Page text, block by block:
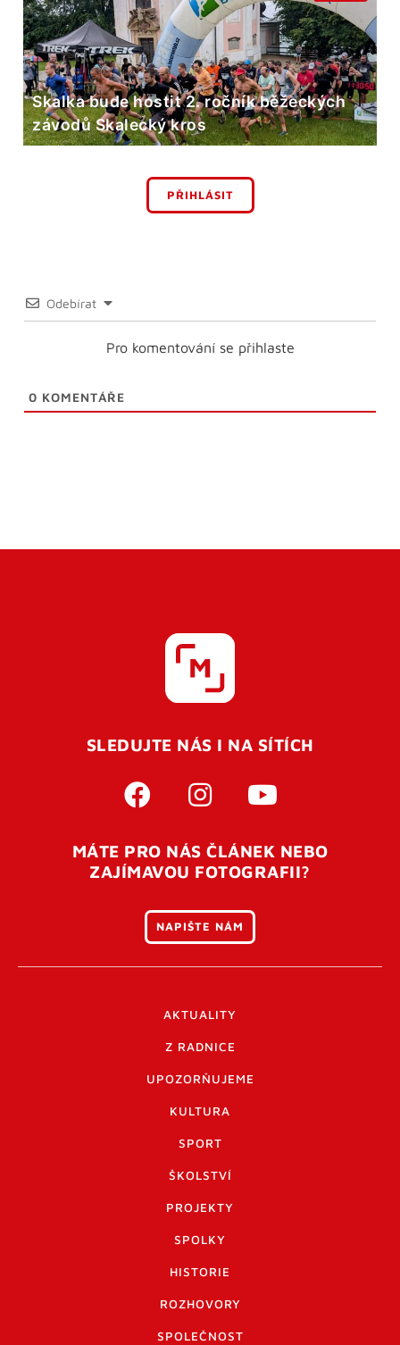
Skalka bude hostit 2. ročník běžeckých
závodů Skalecký kros
PŘIHLÁSIT
Odebírat
Pro komentování se přihlaste
0 KOMENTÁŘE
SLEDUJTE NÁS I NA SÍTÍCH
MÁTE PRO NÁS ČLÁNEK NEBO
ZAJÍMAVOU FOTOGRAFII?
NAPIŠTE NÁM
AKTUALITY
Z RADNICE
UPOZORŇUJEME
KULTURA
SPORT
ŠKOLSTVÍ
PROJEKTY
SPOLKY
HISTORIE
ROZHOVORY
SPOLEČNOST